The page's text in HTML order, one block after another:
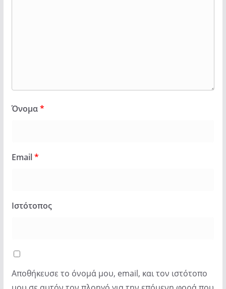
Όνομα*
Email*
Ιστότοπος
Αποθήκευσε το όνομά μου, email, και τον ιστότοπο